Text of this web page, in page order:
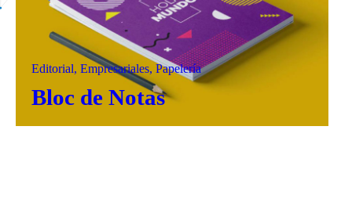
Editorial, Empresariales, Papelería
Bloc de Notas
Agendas
Servicios
Trabajos
Contactanos